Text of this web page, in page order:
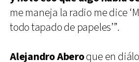
me maneja la radio me dice
todo tapado de papeles’”.
Alejandro Aberoque en